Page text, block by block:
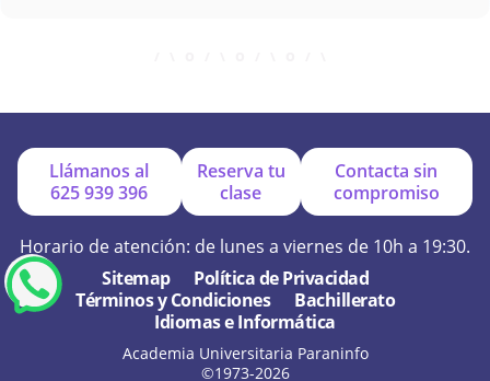
+ ¿Por qué online?
+ ¿Se hacen exámenes de prueba?
Llámanos al
625 939 396
Reserva tu
clase
Contacta sin
compromiso
Horario de atención: de lunes a viernes de 10h a 19:30.
Sitemap
Política de Privacidad
Términos y Condiciones
Bachillerato
Idiomas e Informática
Academia Universitaria Paraninfo
©1973-2026